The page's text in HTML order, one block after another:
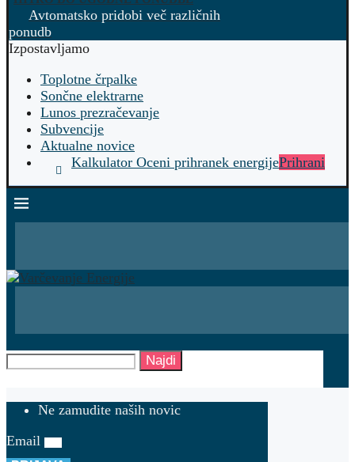
Avtomatsko pridobi več različnih
ponudb
Izpostavljamo
Toplotne črpalke
Sončne elektrarne
Lunos prezračevanje
Subvencije
Aktualne novice
Kalkulator Oceni prihranek energijePrihrani
Najdi
Ne zamudite naših novic
Email